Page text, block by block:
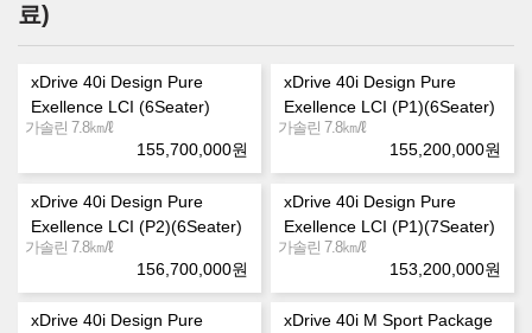
료)
xDrive 40i Design Pure
Exellence LCI (6Seater)
가솔린 7.8㎞/ℓ
155,700,000원
xDrive 40i Design Pure
Exellence LCI (P1)(6Seater)
가솔린 7.8㎞/ℓ
155,200,000원
xDrive 40i Design Pure
Exellence LCI (P2)(6Seater)
가솔린 7.8㎞/ℓ
156,700,000원
xDrive 40i Design Pure
Exellence LCI (P1)(7Seater)
가솔린 7.8㎞/ℓ
153,200,000원
xDrive 40i Design Pure
xDrive 40i M Sport Package